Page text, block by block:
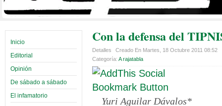
Inicio
Editorial
Opinión
De sábado a sábado
El infamatorio
Con la defensa del
Detalles
Creado En Martes, 18 Octubre 2011 08:52
Categoría: A rajatabla
Yuri Aguilar Dávalos*